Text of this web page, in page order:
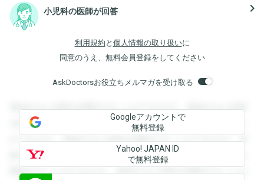
小児科の医師が回答 navigate_next
利用規約 と 個人情報の取り扱いに
同意のうえ、無料会員登録をしてください
AskDoctorsお役立ちメルマガを受け取る
登録すると回答を閲覧することができます。登録すると回答
を閲覧することができます。登録すると回答を閲覧すること
ができます。登録すると回答を閲覧することができます。登
録すると回答を閲覧することができます。登録すると回答を
閲覧することができます。登録すると回答を閲覧することが
Googleアカウントで
無料登録
Yahoo! JAPAN ID
で無料登録